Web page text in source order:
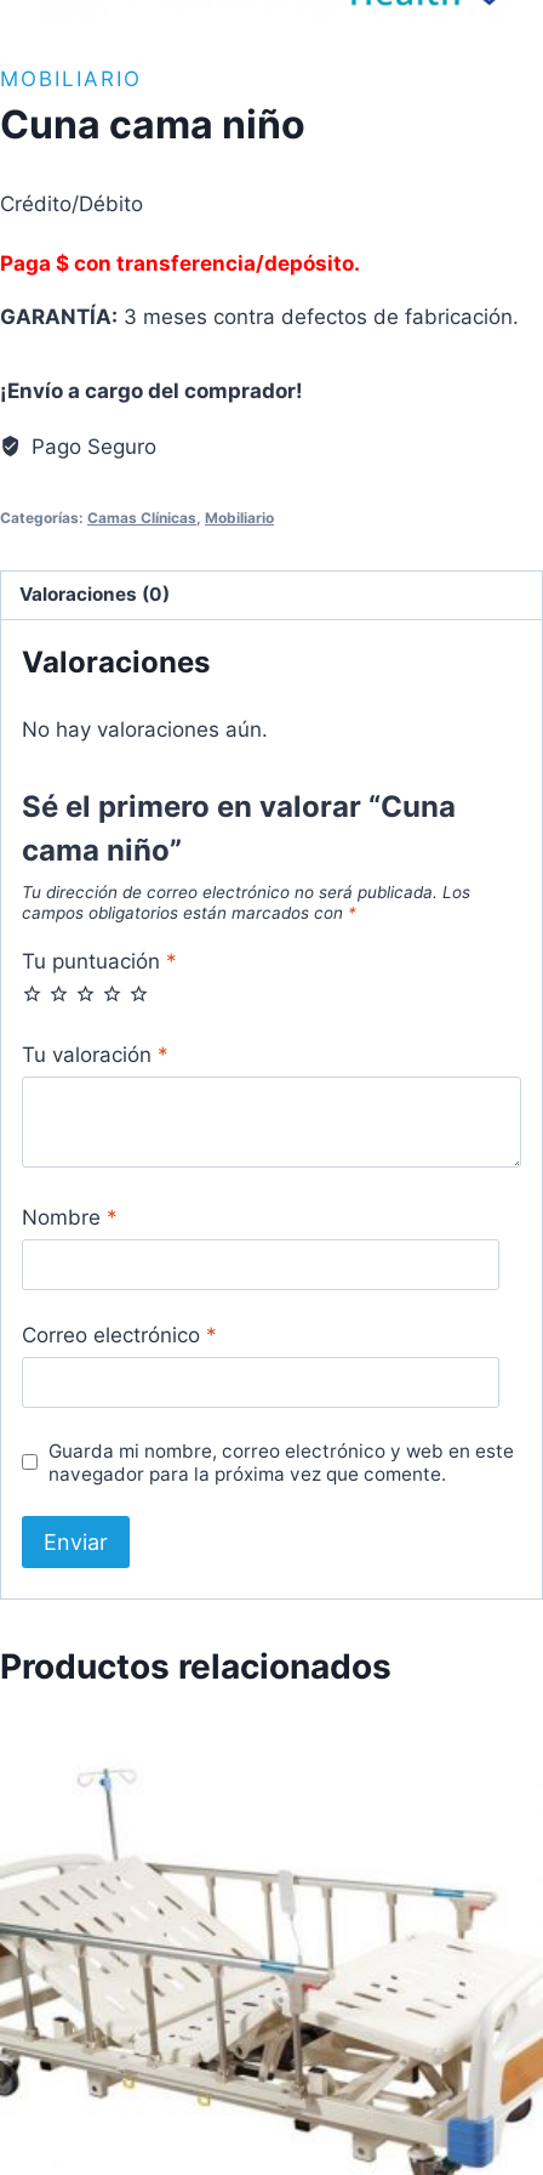
MOBILIARIO
Cuna cama niño
Crédito/Débito
Paga $ con transferencia/depósito.
GARANTÍA: 3 meses contra defectos de fabricación.
¡Envío a cargo del comprador!
Pago Seguro
Categorías: Camas Clínicas Mobiliario
Valoraciones (0)
Valoraciones
No hay valoraciones aún.
Sé el primero en valorar “Cuna
cama niño”
Tu dirección de correo electrónico no será publicada. Los
campos obligatorios están marcados con *
Tu puntuación *
Tu valoración *
Nombre *
Correo electrónico *
Guarda mi nombre, correo electrónico y web en este
navegador para la próxima vez que comente.
Productos relacionados